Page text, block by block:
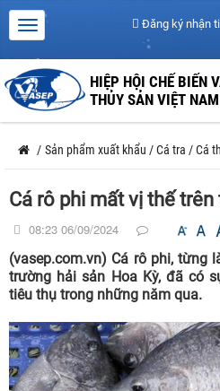
Đăng ký nhận
HIỆP HỘI CHẾ BIẾN
THỦY SẢN VIỆT NAM
/ Sản phẩm xuất khẩu /Cá tra /Cá
Cá rô phi mất vị thế
08:23 06/09/2024
(vasep.com.vn) Cá rô phi, từng
trường hải sản Hoa Kỳ, đã có
tiêu thụ trong những năm qua.